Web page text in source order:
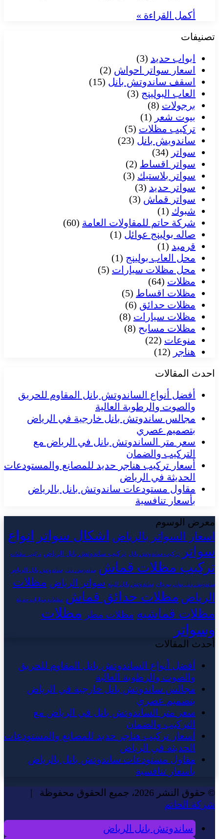
أكمل القراءة »
تصنيفات
ابواب حديد (3)
اسعار سواتر احواش (2)
اسقف ساندوتش بانل (15)
العاب البولينج (3)
برجولات (8)
بيوت شعر (1)
تركيب مظلات (5)
ساندويش بانل (23)
سواتر (34)
سواتر اقساط (2)
سواتر بلاستيك (3)
سواتر حديد (3)
سواتر قماش (3)
شبوك (1)
شركة حاتم للمقاولات العامة (60)
صاله بولينج عوائل (1)
قرميد (1)
محل العاب بولينج (1)
محل مظلات سيارات (5)
مظلات (64)
مظلات اقساط (5)
مظلات حدائق (6)
مظلات سيارات (8)
مظلات مسابح (8)
منوعات (22)
هناجر (12)
احدث المقالات
أفضل أنواع الساندوتش بانل المقاوم للحريق
والصوت والرطوبة العالية
مجالس ساندوتش بانل خارجية في الرياض
بتصميم عصري
سعر متر الساندوتش بانل في الرياض مع
التركيب والضمان
أسعار تركيب هناجر حديد للمصانع والمستودعات
الحديثة في الرياض
مقاول مستودعات ساندوتش بانل بالرياض
بأسعار تنافسية
معرض الوسوم
اسعار السواتر بالرياض اشكال سواتر
انواع
سواتر
تركيب ساندوتش بانل تركيب ساندوتش بانل الرياض تركيب مظلات
تركيب مظلات قماش ساندوتش بانل ساندوتش بانل الرياض
ساندوتش بانل بولي يوريثان ساندوتش بانل للبيع سواتر الرياض مظلات
الرياض مظلات حدائق قماش مظلات سيارات حديثة
مظلات قماشيه مظلات مطر مظلات
وسواتر
أحدث المقالات
أفضل أنواع الساندوتش بانل المقاوم للحريق
والصوت والرطوبة العالية
مجالس ساندوتش بانل خارجية في الرياض
بتصميم عصري
سعر متر الساندوتش بانل في الرياض مع
التركيب والضمان
أسعار تركيب هناجر حديد للمصانع والمستودعات
الحديثة في الرياض
مقاول مستودعات ساندوتش بانل بالرياض
بأسعار تنافسية
© حقوق النشر 2026، جميع الحقوق محفوظة |
شركة الحاتم
ساندوتش بانل الرياض